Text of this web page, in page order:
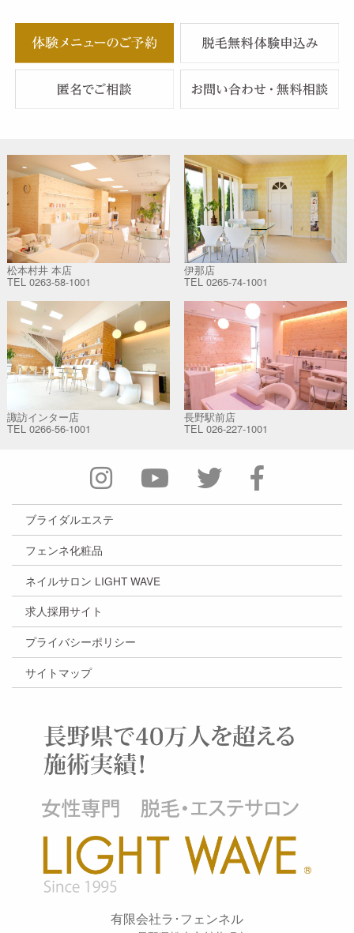
松本村井 本店
TEL 0263-58-1001
伊那店
TEL 0265-74-1001
諏訪インター店
TEL 0266-56-1001
長野駅前店
TEL 026-227-1001
有限会社ラ･フェンネル
ブライダルエステ
フェンネ化粧品
ネイルサロン LIGHT WAVE
求人採用サイト
プライバシーポリシー
サイトマップ